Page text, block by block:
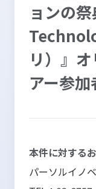
ョンの
リ）』
アー参加
本件に対する
パーソルイノ